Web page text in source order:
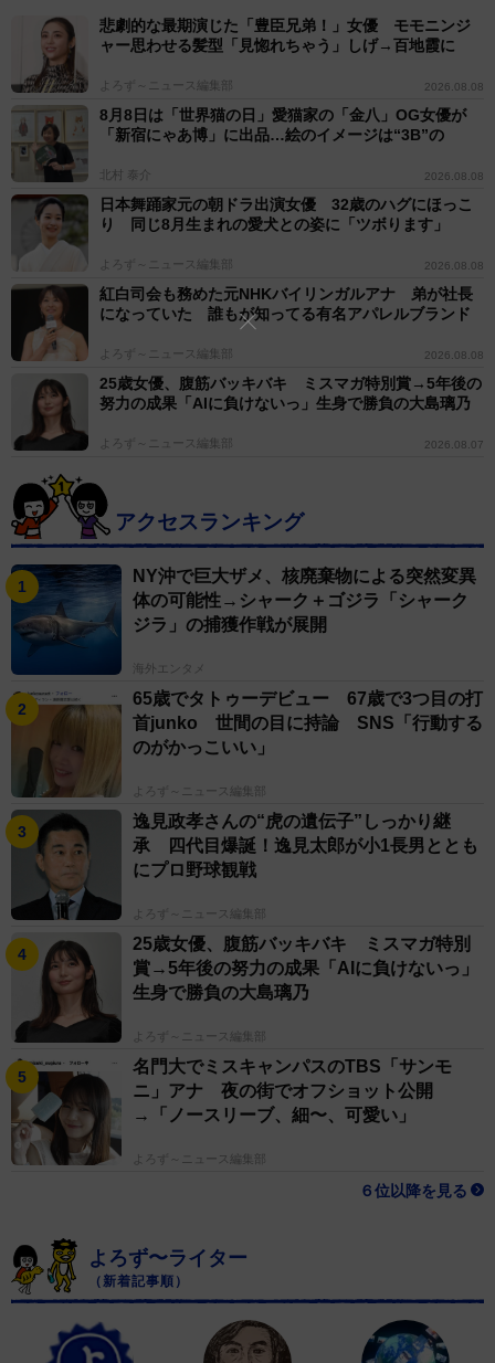
悲劇的な最期演じた「豊臣兄弟！」女優 モモニンジ
ャー思わせる髪型「見惚れちゃう」しげ→百地霞に
よろず～ニュース編集部 2026.08.08
8月8日は「世界猫の日」愛猫家の「金八」OG女優が
「新宿にゃあ博」に出品…絵のイメージは“3B”の
北村 泰介 2026.08.08
日本舞踊家元の朝ドラ出演女優 32歳のハグにほっこ
り 同じ8月生まれの愛犬との姿に「ツボります」
よろず～ニュース編集部 2026.08.08
紅白司会も務めた元NHKバイリンガルアナ 弟が社長
になっていた 誰もが知ってる有名アパレルブランド
よろず～ニュース編集部 2026.08.08
25歳女優、腹筋バッキバキ ミスマガ特別賞→5年後の
努力の成果「AIに負けないっ」生身で勝負の大島璃乃
よろず～ニュース編集部 2026.08.07
アクセスランキング
NY沖で巨大ザメ、核廃棄物による突然変異
体の可能性→シャーク＋ゴジラ「シャーク
ジラ」の捕獲作戦が展開
海外エンタメ
65歳でタトゥーデビュー 67歳で3つ目の打
首junko 世間の目に持論 SNS「行動する
のがかっこいい」
よろず～ニュース編集部
逸見政孝さんの“虎の遺伝子”しっかり継
承 四代目爆誕！逸見太郎が小1長男ととも
にプロ野球観戦
よろず～ニュース編集部
25歳女優、腹筋バッキバキ ミスマガ特別
賞→5年後の努力の成果「AIに負けないっ」
生身で勝負の大島璃乃
よろず～ニュース編集部
名門大でミスキャンパスのTBS「サンモ
ニ」アナ 夜の街でオフショット公開
→「ノースリーブ、細〜、可愛い」
よろず～ニュース編集部
６位以降を見る
よろず〜ライター
（新着記事順）